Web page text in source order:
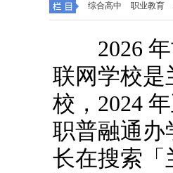
综合高中 职业教育
2026 年
联网学校是
校，2024
职普融通办
长在搜索「